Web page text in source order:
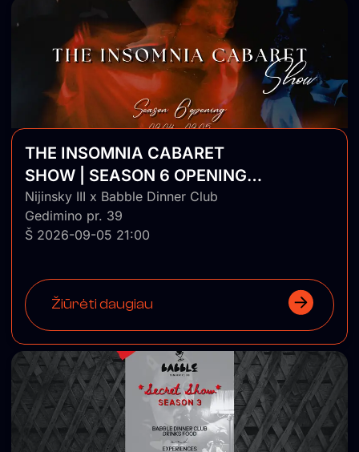
THE INSOMNIA CABARET
SHOW | SEASON 6 OPENING |
DAY 2
Nijinsky III x Babble Dinner Club
Gedimino pr. 39
Š 2026-09-05 21:00
Žiūrėti daugiau